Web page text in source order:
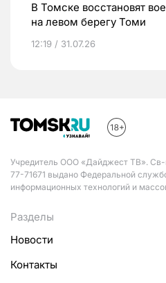
В Томске восстановят
на левом берегу Томи
12:19 / 31.07.26
Учредитель ООО «Дайджест ТВ».
77-71671 выдано Федеральной
информационных технологий и
Разделы
Новости
Контакты